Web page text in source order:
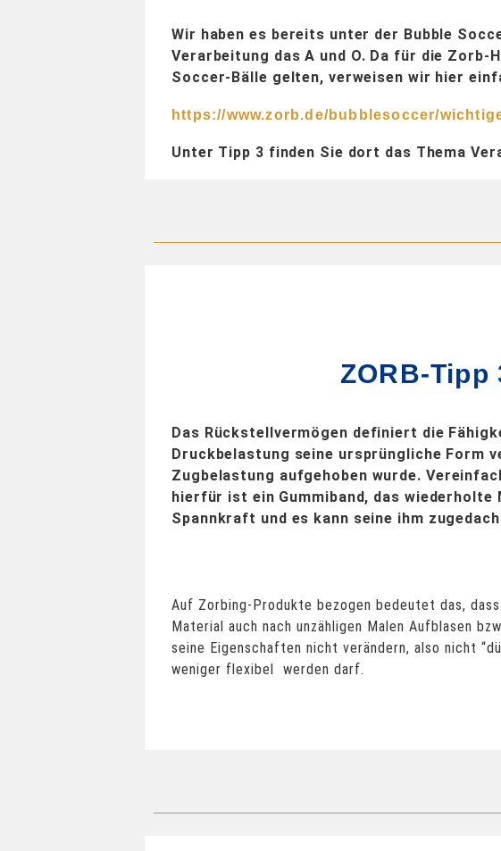
Wir haben es bereits unter der Bubble
Verarbeitung das A und O. Da für die
Soccer-Bälle gelten, verweisen wir hier
https://www.zorb.de/bubblesoccer/
Unter Tipp 3 finden Sie dort das Thema
ZORB-
Das Rückstellvermögen definiert die
Druckbelastung seine ursprüngliche Form
Zugbelastung aufgehoben wurde.
hierfür ist ein Gummiband, das
Spannkraft und es kann seine ihm
Auf Zorbing-Produkte bezogen bedeutet das, dass
Material auch nach unzähligen Malen Aufblasen
seine Eigenschaften nicht verändern, also nicht
weniger flexibel werden darf.